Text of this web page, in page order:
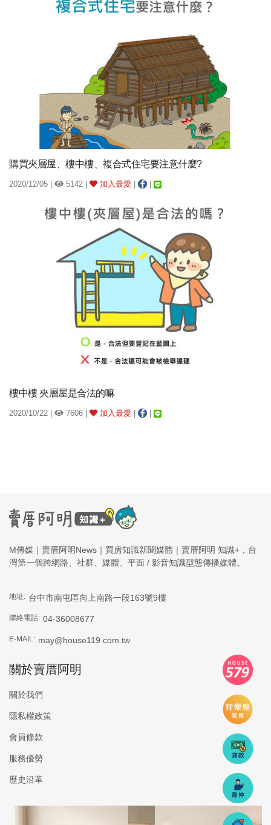
購買夾層屋、樓中樓、複合式住宅要注意什麼?
2020/12/05 | 5142 | 加入最愛
樓中樓 夾層屋是合法的嘛
2020/10/22 | 7606 | 加入最愛
M傳媒｜賣厝阿明News｜買房知識新聞媒體｜賣厝阿明 知識+，台
灣第一個跨網路、社群、媒體、平面 / 影音知識型態傳播媒體。
地址: 台中市南屯區向上南路一段163號9樓
聯絡電話: 04-36008677
E-MAIL: may@house119.com.tw
關於賣厝阿明
關於我們
隱私權政策
會員條款
服務優勢
歷史沿革